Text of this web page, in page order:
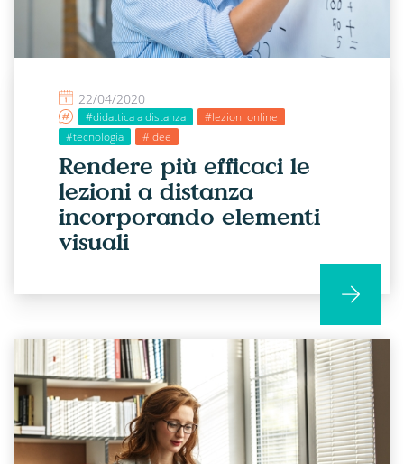
22/04/2020
#didattica a distanza
#lezioni online
#tecnologia
#idee
Rendere più efficaci le
lezioni a distanza
incorporando elementi
visuali